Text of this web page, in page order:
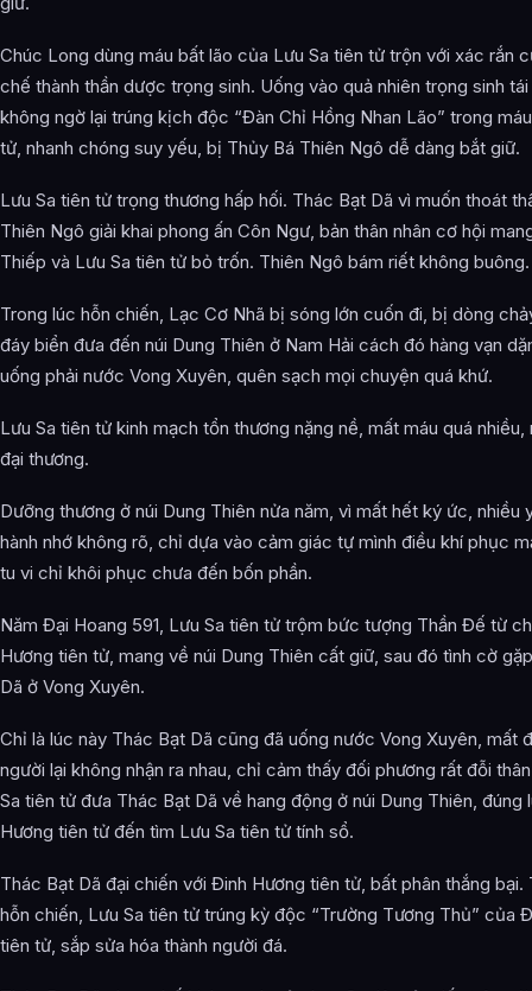
Chúc Long dùng máu bất lão của Lưu Sa tiên tử trộn với xác rắn
chế thành thần dược trọng sinh. Uống vào quả nhiên trọng sinh
không ngờ lại trúng kịch độc “Đàn Chỉ Hồng Nhan Lão” trong
tử, nhanh chóng suy yếu, bị Thủy Bá Thiên Ngô dễ dàng bắt giữ.
Lưu Sa tiên tử trọng thương hấp hối. Thác Bạt Dã vì muốn thoát
Thiên Ngô giải khai phong ấn Côn Ngư, bản thân nhân cơ hội
Thiếp và Lưu Sa tiên tử bỏ trốn. Thiên Ngô bám riết không buông.
Trong lúc hỗn chiến, Lạc Cơ Nhã bị sóng lớn cuốn đi, bị dòng
đáy biển đưa đến núi Dung Thiên ở Nam Hải cách đó hàng vạn
uống phải nước Vong Xuyên, quên sạch mọi chuyện quá khứ.
Lưu Sa tiên tử kinh mạch tổn thương nặng nề, mất máu quá nhiều,
đại thương.
Dưỡng thương ở núi Dung Thiên nửa năm, vì mất hết ký ức, nhiều
hành nhớ không rõ, chỉ dựa vào cảm giác tự mình điều khí phục
tu vi chỉ khôi phục chưa đến bốn phần.
Năm Đại Hoang 591, Lưu Sa tiên tử trộm bức tượng Thần Đế từ
Hương tiên tử, mang về núi Dung Thiên cất giữ, sau đó tình cờ
Dã ở Vong Xuyên.
Chỉ là lúc này Thác Bạt Dã cũng đã uống nước Vong Xuyên, mất
người lại không nhận ra nhau, chỉ cảm thấy đối phương rất đỗi
Sa tiên tử đưa Thác Bạt Dã về hang động ở núi Dung Thiên, đúng
Hương tiên tử đến tìm Lưu Sa tiên tử tính sổ.
Thác Bạt Dã đại chiến với Đinh Hương tiên tử, bất phân thắng bại.
hỗn chiến, Lưu Sa tiên tử trúng kỳ độc “Trường Tương Thủ” của
tiên tử, sắp sửa hóa thành người đá.